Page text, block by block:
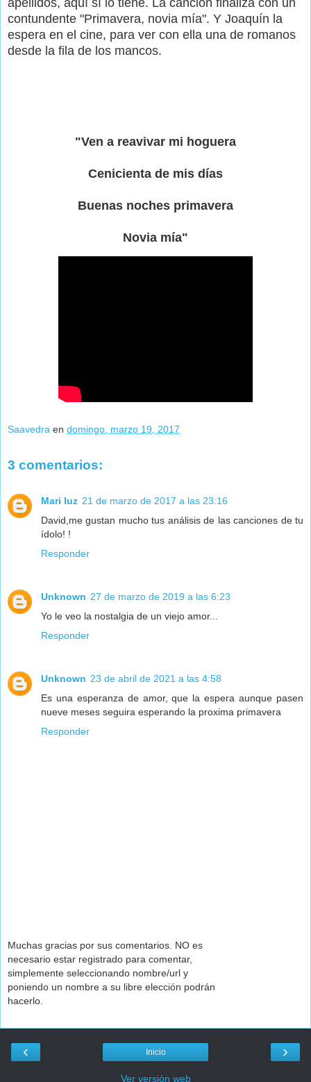
contundente "Primavera, novia mía". Y Joaquín la
espera en el cine, para ver con ella una de romanos
desde la fila de los mancos.
"Ven a reavivar mi hoguera
Cenicienta de mis días
Buenas noches primavera
Novia mía"
Saavedra en domingo, marzo 19, 2017
3 comentarios:
Mari luz 21 de marzo de 2017 a las 23:16
David,me gustan mucho tus análisis de las canciones de tu
ídolo! !
Responder
Unknown 27 de marzo de 2019 a las 6:23
Yo le veo la nostalgia de un viejo amor...
Responder
Unknown 23 de abril de 2021 a las 4:58
Es una esperanza de amor, que la espera aunque pasen
nueve meses seguira esperando la proxima primavera
Responder
Muchas gracias por sus comentarios. NO es
necesario estar registrado para comentar,
simplemente seleccionando nombre/url y
poniendo un nombre a su libre elección podrán
hacerlo.
‹ ›
Inicio
Ver versión web